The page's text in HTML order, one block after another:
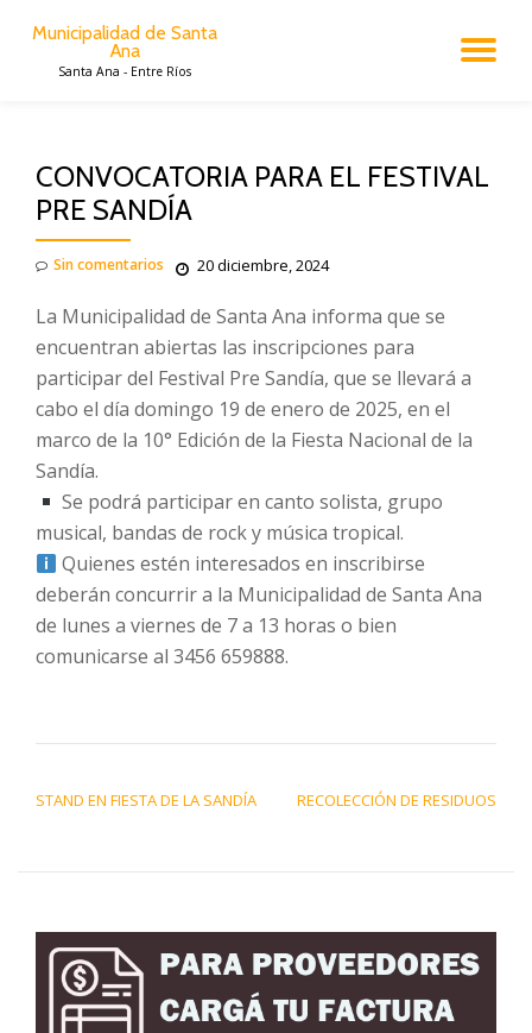
Municipalidad de Santa
Ana
Santa Ana - Entre Ríos
CONVOCATORIA PARA EL FESTIVAL
PRE SANDÍA
20 diciembre, 2024
Sin comentarios
La Municipalidad de Santa Ana informa que se
encuentran abiertas las inscripciones para
participar del Festival Pre Sandía, que se llevará a
cabo el día domingo 19 de enero de 2025, en el
marco de la 10° Edición de la Fiesta Nacional de la
Sandía.
Se podrá participar en canto solista, grupo
musical, bandas de rock y música tropical.
Quienes estén interesados en inscribirse
deberán concurrir a la Municipalidad de Santa Ana
de lunes a viernes de 7 a 13 horas o bien
comunicarse al 3456 659888.
STAND EN FIESTA DE LA SANDÍA RECOLECCIÓN DE RESIDUOS